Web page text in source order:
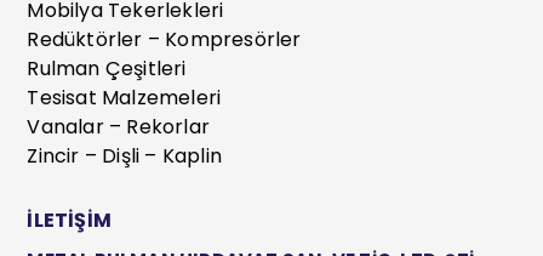
Mobilya Tekerlekleri
Redüktörler – Kompresörler
Rulman Çeşitleri
Tesisat Malzemeleri
Vanalar – Rekorlar
Zincir – Dişli – Kaplin
İLETİŞİM